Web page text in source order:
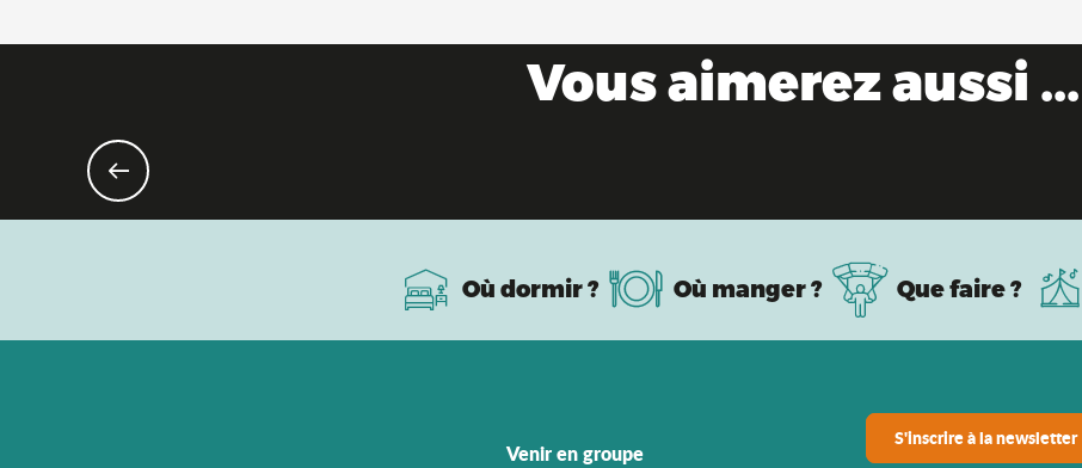
Vous aimerez aussi ...
Où dormir ? Où manger ? Que faire ?
Venir en groupe
S'inscrire à la newsletter